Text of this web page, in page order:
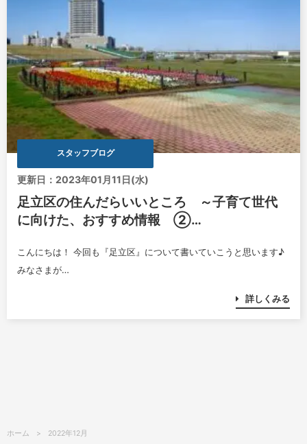
スタッフブログ
更新日：2023年01月11日(水)
足立区の住んだらいいところ ～子育て世代
に向けた、おすすめ情報 ②…
こんにちは！ 今回も『足立区』について書いていこうと思います♪
みなさまが…
詳しくみる
ホーム 2022年12月